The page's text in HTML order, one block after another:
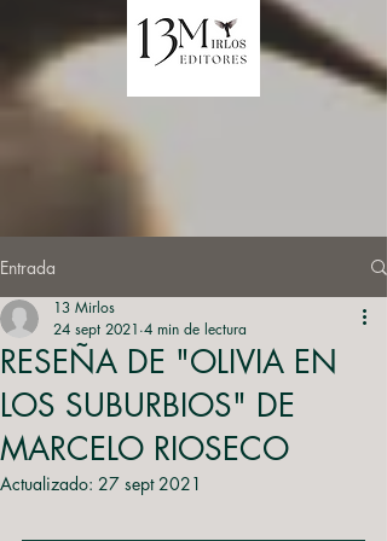
Entrada
RESEÑA DE "OLIVIA EN
LOS SUBURBIOS" DE
MARCELO RIOSECO
13 Mirlos
24 sept 2021 4 min de lectura
Actualizado: 27 sept 2021